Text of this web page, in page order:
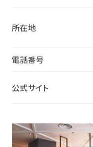
所在地
電話番号
公式サイト